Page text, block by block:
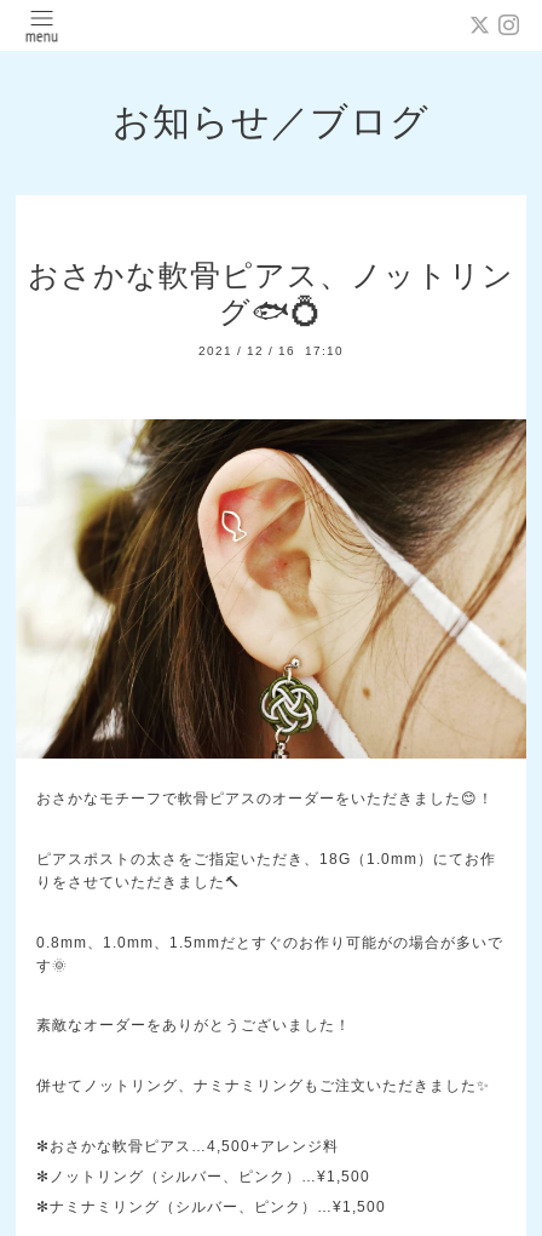
お知らせ／ブログ
おさかな軟骨ピアス、ノットリン
グ🐟💍
2021 / 12 / 16 17:10
おさかなモチーフで軟骨ピアスのオーダーをいただきました😊！
ピアスポストの太さをご指定いただき、18G（1.0mm）にてお作
りをさせていただきました🔨
0.8mm、1.0mm、1.5mmだとすぐのお作り可能がの場合が多いで
す🌞
素敵なオーダーをありがとうございました！
併せてノットリング、ナミナミリングもご注文いただきました✨
✻おさかな軟骨ピアス…4,500+アレンジ料
✻ノットリング（シルバー、ピンク）…¥1,500
✻ナミナミリング（シルバー、ピンク）…¥1,500